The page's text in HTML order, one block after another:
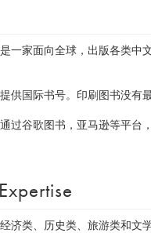
一家面向全球，出版各类中
供国际书号。印刷图书没有
过谷歌图书，亚马逊等平台
济类、历史类、旅游类和文学